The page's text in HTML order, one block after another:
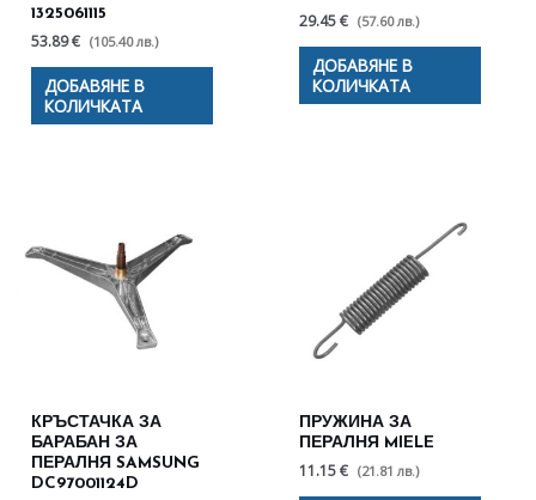
1325061115
53.89 € (105.40 лв.)
ДОБАВЯНЕ В
КОЛИЧКАТА
29.45 € (57.60 лв.)
ДОБАВЯНЕ В
КОЛИЧКАТА
КРЪСТАЧКА ЗА
БАРАБАН ЗА
ПЕРАЛНЯ SAMSUNG
DC97001124D
ПРУЖИНА ЗА
ПЕРАЛНЯ MIELE
11.15 € (21.81 лв.)